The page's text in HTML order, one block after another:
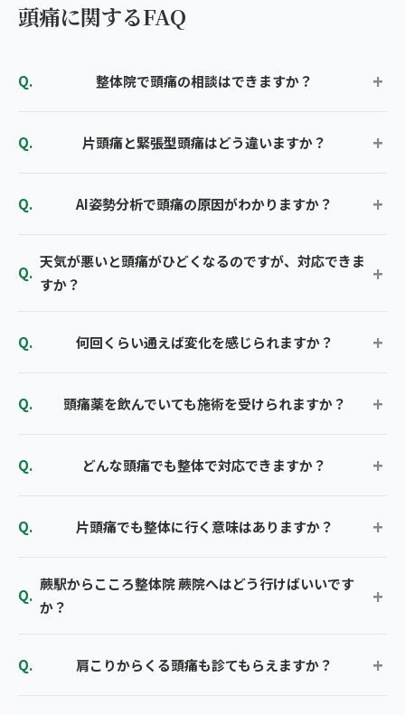
頭痛に関するFAQ
整体院で頭痛の相談はできますか？
片頭痛と緊張型頭痛はどう違いますか？
AI姿勢分析で頭痛の原因がわかりますか？
天気が悪いと頭痛がひどくなるのですが、対応できま
すか？
何回くらい通えば変化を感じられますか？
頭痛薬を飲んでいても施術を受けられますか？
どんな頭痛でも整体で対応できますか？
片頭痛でも整体に行く意味はありますか？
蕨駅からこころ整体院 蕨院へはどう行けばいいです
か？
肩こりからくる頭痛も診てもらえますか？